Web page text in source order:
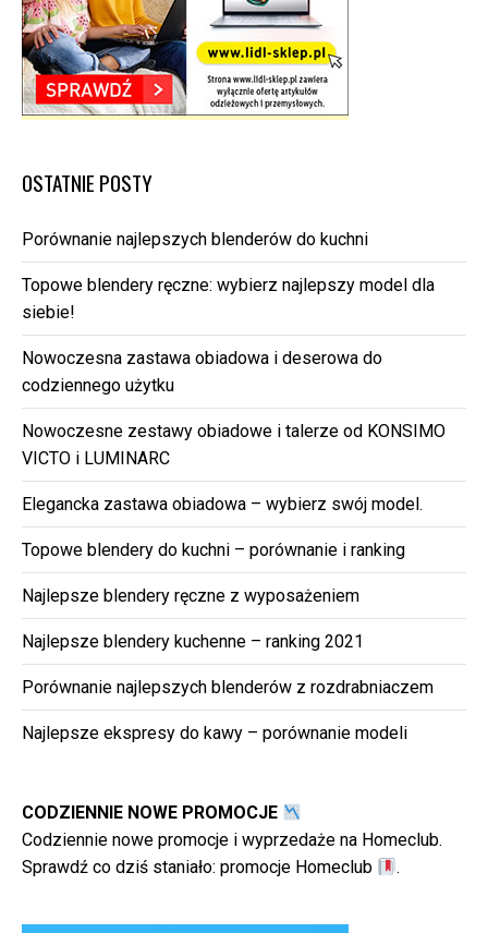
OSTATNIE POSTY
Porównanie najlepszych blenderów do kuchni
Topowe blendery ręczne: wybierz najlepszy model dla
siebie!
Nowoczesna zastawa obiadowa i deserowa do
codziennego użytku
Nowoczesne zestawy obiadowe i talerze od KONSIMO
VICTO i LUMINARC
Elegancka zastawa obiadowa – wybierz swój model.
Topowe blendery do kuchni – porównanie i ranking
Najlepsze blendery ręczne z wyposażeniem
Najlepsze blendery kuchenne – ranking 2021
Porównanie najlepszych blenderów z rozdrabniaczem
Najlepsze ekspresy do kawy – porównanie modeli
CODZIENNIE NOWE PROMOCJE
Codziennie nowe promocje i wyprzedaże na Homeclub.
Sprawdź co dziś staniało: promocje Homeclub .